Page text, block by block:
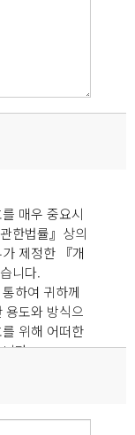
매우 중요시
한법률』상의
제정한 『개
니다.
하여 귀하께
용도와 방식으
위해 어떠한
다.
페이지 첫 화
제나 용이하